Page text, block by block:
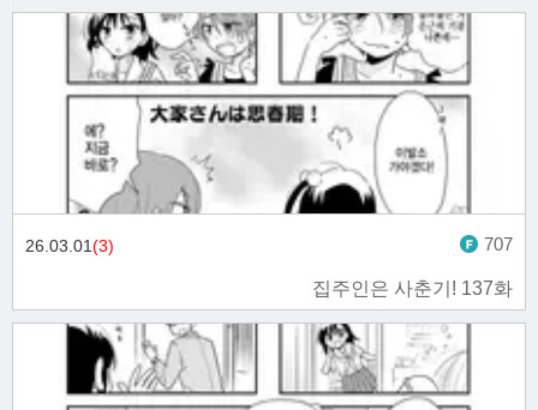
집주인은 사춘기! 137화
26.03.01(3) 707